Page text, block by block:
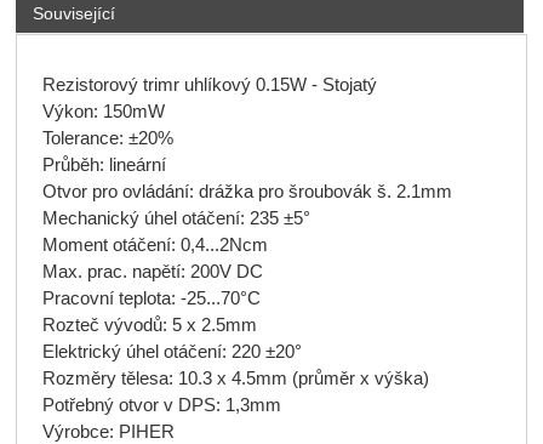
Související
Rezistorový trimr uhlíkový 0.15W - Stojatý
Výkon: 150mW
Tolerance: ±20%
Průběh: lineární
Otvor pro ovládání: drážka pro šroubovák š. 2.1mm
Mechanický úhel otáčení: 235 ±5°
Moment otáčení: 0,4...2Ncm
Max. prac. napětí: 200V DC
Pracovní teplota: -25...70°C
Rozteč vývodů: 5 x 2.5mm
Elektrický úhel otáčení: 220 ±20°
Rozměry tělesa: 10.3 x 4.5mm (průměr x výška)
Potřebný otvor v DPS: 1,3mm
Výrobce: PIHER